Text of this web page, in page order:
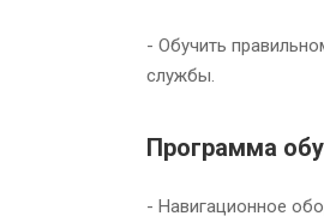
- Обучить
службы.
Программа
- Навигационное